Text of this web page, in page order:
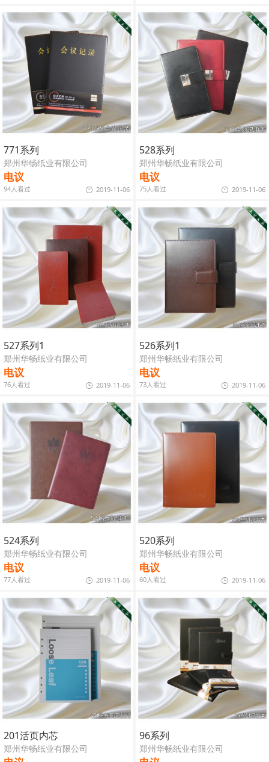
771系列
郑州华畅纸业有限公司
电议
94人看过 2019-11-06
528系列
郑州华畅纸业有限公司
电议
75人看过 2019-11-06
527系列1
郑州华畅纸业有限公司
电议
76人看过 2019-11-06
526系列1
郑州华畅纸业有限公司
电议
73人看过 2019-11-06
524系列
郑州华畅纸业有限公司
电议
77人看过 2019-11-06
520系列
郑州华畅纸业有限公司
电议
60人看过 2019-11-06
201活页内芯
郑州华畅纸业有限公司
96系列
郑州华畅纸业有限公司